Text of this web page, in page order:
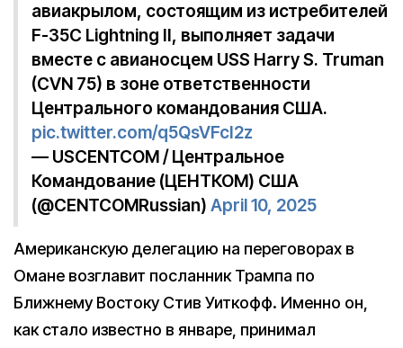
авиакрылом, состоящим из истребителей
F-35C Lightning II, выполняет задачи
вместе с авианосцем USS Harry S. Truman
(CVN 75) в зоне ответственности
Центрального командования США.
pic.twitter.com/q5QsVFcI2z
— USCENTCOM / Центральное
Командование (ЦЕНТКОМ) США
(@CENTCOMRussian) April 10, 2025
Американскую делегацию на переговорах в
Омане возглавит посланник Трампа по
Ближнему Востоку Стив Уиткофф. Именно он,
как стало известно в январе, принимал